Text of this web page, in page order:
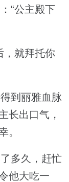
“公主殿下
就拜托你
到丽雅血脉
长出口气，
。
多久，赶忙
他大吃一